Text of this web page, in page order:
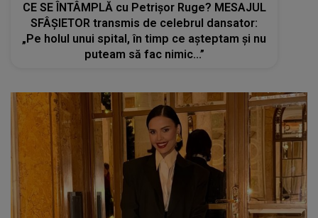
CE SE ÎNTÂMPLĂ cu Petrișor Ruge? MESAJUL
SFÂȘIETOR transmis de celebrul dansator:
„Pe holul unui spital, în timp ce așteptam și nu
puteam să fac nimic...”